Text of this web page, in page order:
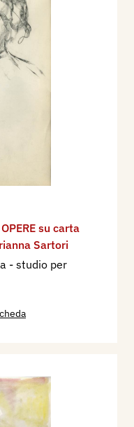
su carta
Sartori
- studio per